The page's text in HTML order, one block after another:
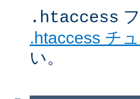
.htaccess
.htaccess チ
い。